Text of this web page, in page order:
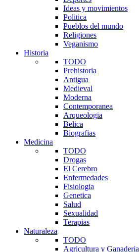
Ideas y movimientos
Politica
Pueblos del mundo
Religiones
Veganismo
Historia
TODO
Prehistoria
Antigua
Medieval
Moderna
Contemporanea
Arqueologia
Belica
Biografias
Medicina
TODO
Drogas
El Cerebro
Enfermedades
Fisiologia
Genetica
Salud
Sexualidad
Terapias
Naturaleza
TODO
Agricultura y Ganaderia